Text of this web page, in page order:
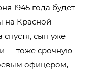
1945 года будет
на Красной
спустя, сын уже
— тоже срочную
офицером,